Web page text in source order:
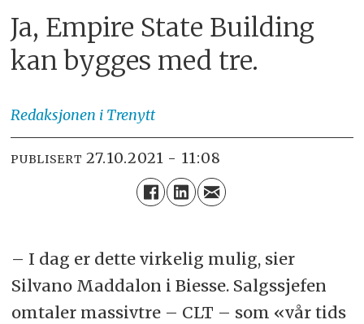
Ja, Empire State Building
kan bygges med tre.
Redaksjonen i Trenytt
PUBLISERT 27.10.2021 - 11:08
– I dag er dette virkelig mulig, sier
Silvano Maddalon i Biesse. Salgssjefen
omtaler massivtre – CLT – som «vår tids